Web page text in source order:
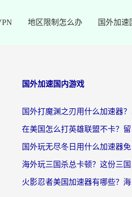
地区限制怎么办 国外加速
国外加速国内游戏
国外打
在
国外
海外
火影忍